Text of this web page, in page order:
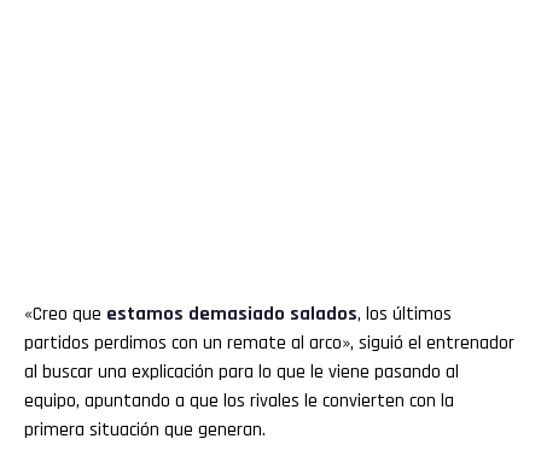
«Creo que estamos demasiado salados, los últimos
partidos perdimos con un remate al arco», siguió el entrenador
al buscar una explicación para lo que le viene pasando al
equipo, apuntando a que los rivales le convierten con la
primera situación que generan.